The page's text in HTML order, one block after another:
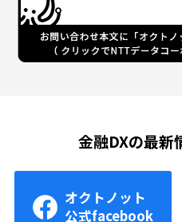
金融DXの最新
オクトノット
公式facebook